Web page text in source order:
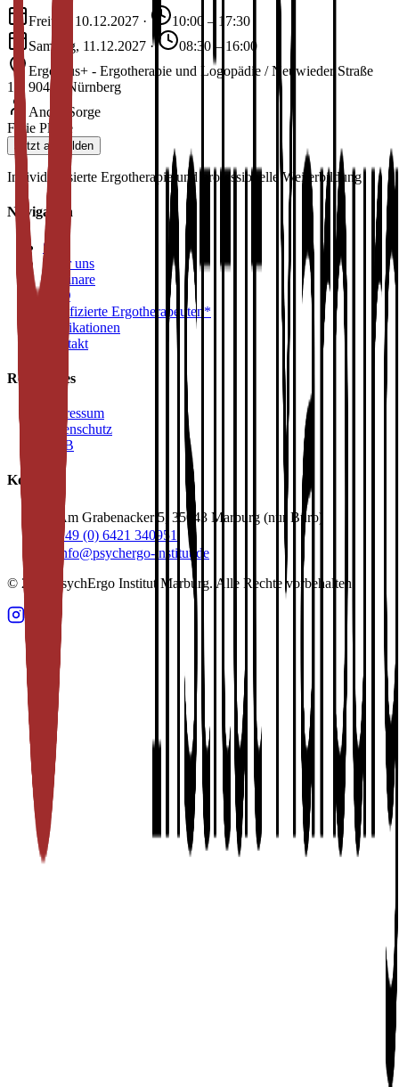
Freitag, 10.12.2027 ·
10:00 – 17:30
Samstag, 11.12.2027 ·
08:30 – 16:00
ErgoPlus+ - Ergotherapie und Logopädie / Neuwieder Straße
15, 90411 Nürnberg
André Sorge
Freie Plätze
Jetzt anmelden
Individualisierte Ergotherapie und professionelle Weiterbildung
Navigation
Start
Über uns
Seminare
FAQ
Zertifizierte Ergotherapeuten*
Publikationen
Kontakt
Rechtliches
Impressum
Datenschutz
AGB
Kontakt
Am Grabenacker 5, 35043 Marburg (nur Büro)
+49 (0) 6421 340951
info@psychergo-institut.de
© 2026 PsychErgo Institut Marburg. Alle Rechte vorbehalten.